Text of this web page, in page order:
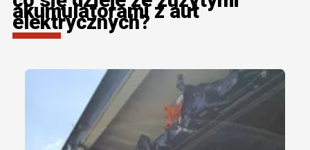
akumulatorami z aut
elektrycznych?